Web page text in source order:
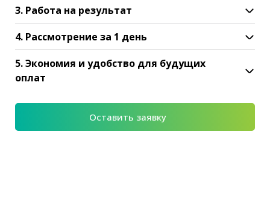
3. Работа на результат
4. Рассмотрение за 1 день
5. Экономия и удобство для будущих
оплат
Оставить заявку